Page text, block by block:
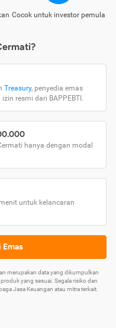
Cocok untuk investor pemula
Treasury, penyedia emas
resmi dari BAPPEBTI.
hanya dengan modal
untuk kelancaran
merupakan data yang dikumpulkan
yang sesuai. Segala risiko dan
Jasa Keuangan atau mitra terkait.